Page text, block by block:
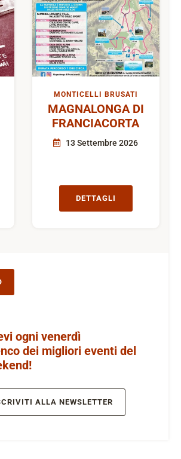
MONTICELLI BRUSATI
MAGNALONGA DI
FRANCIACORTA
13 Settembre 2026
DETTAGLI
ogni venerdì
dei migliori eventi del
ALLA NEWSLETTER